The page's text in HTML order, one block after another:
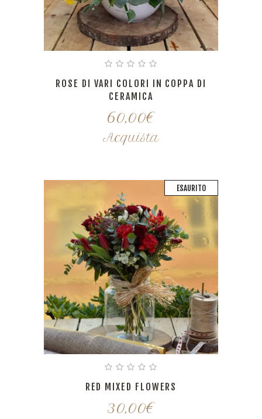
ROSE DI VARI COLORI IN COPPA DI
CERAMICA
60,00€
Acquista
ESAURITO
RED MIXED FLOWERS
30,00€